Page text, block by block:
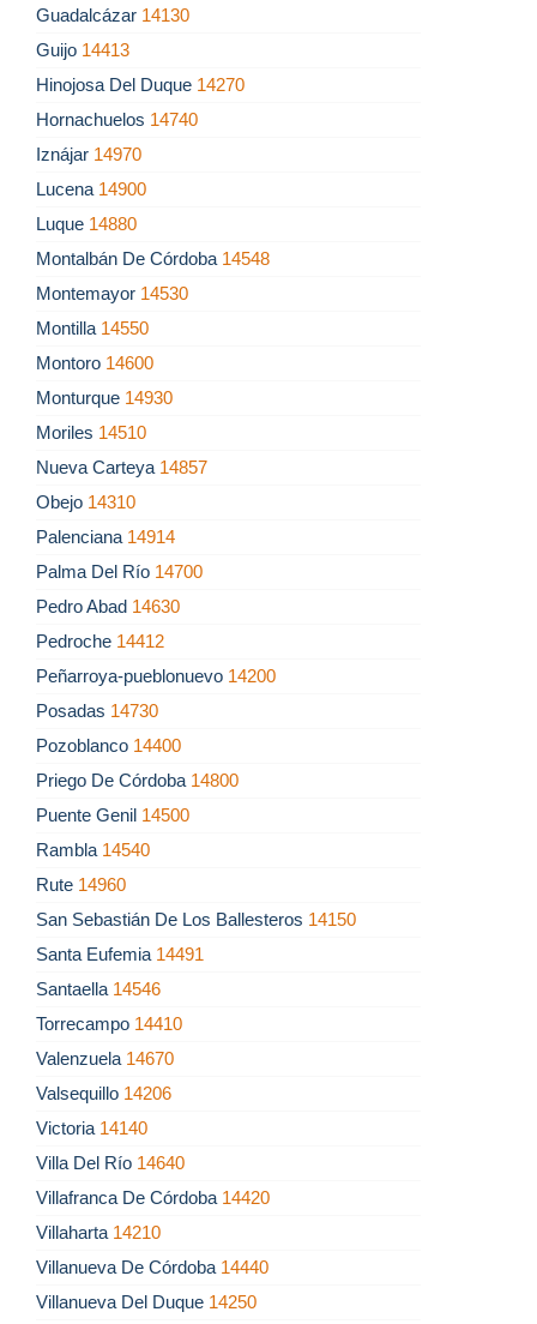
Guadalcázar 14130
Guijo 14413
Hinojosa Del Duque 14270
Hornachuelos 14740
Iznájar 14970
Lucena 14900
Luque 14880
Montalbán De Córdoba 14548
Montemayor 14530
Montilla 14550
Montoro 14600
Monturque 14930
Moriles 14510
Nueva Carteya 14857
Obejo 14310
Palenciana 14914
Palma Del Río 14700
Pedro Abad 14630
Pedroche 14412
Peñarroya-pueblonuevo 14200
Posadas 14730
Pozoblanco 14400
Priego De Córdoba 14800
Puente Genil 14500
Rambla 14540
Rute 14960
San Sebastián De Los Ballesteros 14150
Santa Eufemia 14491
Santaella 14546
Torrecampo 14410
Valenzuela 14670
Valsequillo 14206
Victoria 14140
Villa Del Río 14640
Villafranca De Córdoba 14420
Villaharta 14210
Villanueva De Córdoba 14440
Villanueva Del Duque 14250